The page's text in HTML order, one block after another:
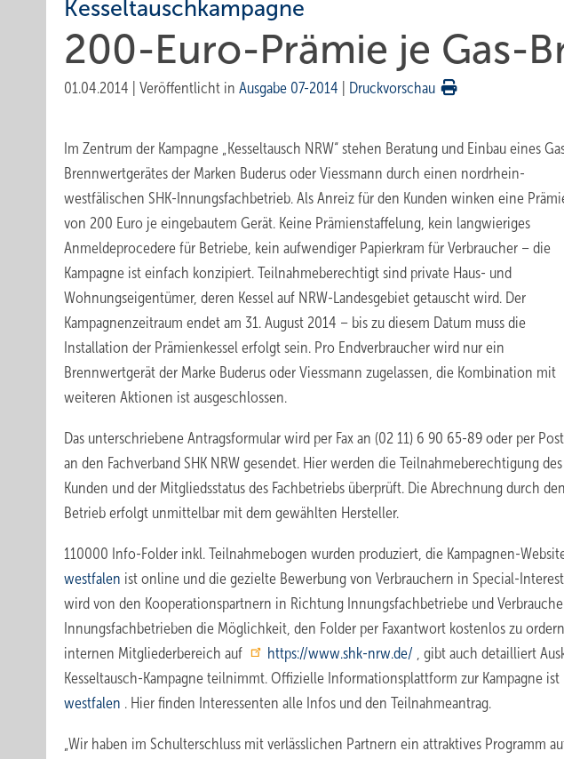
Kesseltauschkampagne
200-Euro-Prämie je Gas-
01.04.2014 Veröffentlicht in Ausgabe 07-2014 Druckvorschau
Im Zentrum der Kampagne „Kesseltausch NRW“ stehen Beratung und Einbau eines
Brennwertgerätes der Marken Buderus oder Viessmann durch einen nordrhein-
westfälischen SHK-Innungsfachbetrieb. Als Anreiz für den Kunden winken eine
von 200 Euro je eingebautem Gerät. Keine Prämienstaffelung, kein langwieriges
Anmeldeprocedere für Betriebe, kein aufwendiger Papierkram für Verbraucher – die
Kampagne ist einfach konzipiert. Teilnahmeberechtigt sind private Haus- und
Wohnungseigentümer, deren Kessel auf NRW-Landesgebiet getauscht wird. Der
Kampagnenzeitraum endet am 31. August 2014 – bis zu diesem Datum muss die
Installation der Prämienkessel erfolgt sein. Pro Endverbraucher wird nur ein
Brennwertgerät der Marke Buderus oder Viessmann zugelassen, die Kombination mit
weiteren Ak­tionen ist ausgeschlossen.
Das unterschriebene Antragsformular wird per Fax an (02 11) 6 90 65-89 oder per Post
an den Fachverband SHK NRW gesendet. Hier werden die Teilnahmeberechtigung des
Kunden und der Mitgliedsstatus des Fachbetriebs überprüft. Die Abrechnung durch den
Betrieb erfolgt unmittelbar mit dem gewählten Hersteller.
110000 Info-Folder inkl. Teilnahmebogen wurden produziert, die Kampagnen-
westfalen ist online und die gezielte Bewerbung von Verbrauchern in Special-
wird von den Koopera­tionspartnern in Richtung Innungsfachbetriebe und
Innungsfachbetrieben die Möglichkeit, den Folder per Faxantwort kostenlos zu
internen Mitgliederbereich auf
https://www.shk-nrw.de/ , gibt auch detailliert
Kesseltausch-Kampagne teilnimmt. Offizielle Informationsplattform zur Kampagne ist
westfalen . Hier finden Interessenten alle Infos und den Teilnahmeantrag.
„Wir haben im Schulterschluss mit verlässlichen Partnern ein attraktives Programm